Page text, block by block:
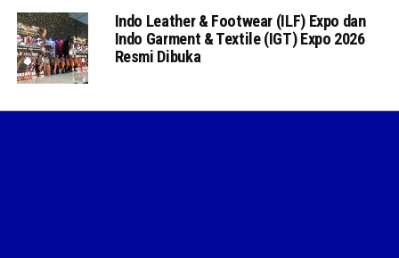
Indo Leather & Footwear (ILF) Expo dan
Indo Garment & Textile (IGT) Expo 2026
Resmi Dibuka